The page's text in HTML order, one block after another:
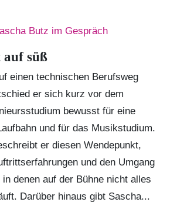
auf süß
einen technischen Berufsweg
er sich kurz vor dem
bewusst für eine
und für das Musikstudium.
er diesen Wendepunkt,
und den Umgang
denen auf der Bühne nicht alles
Darüber hinaus gibt Sascha...